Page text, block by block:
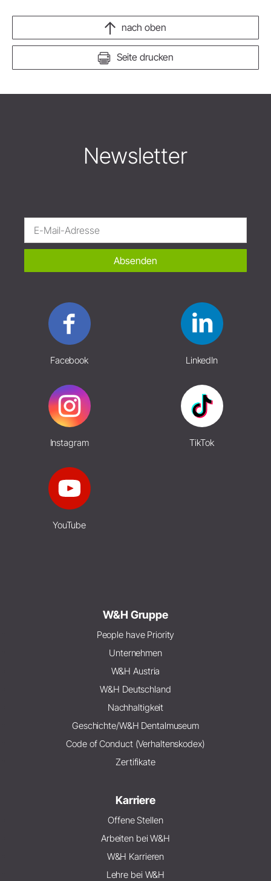
Seite drucken
nach oben
Newsletter
Absenden
Facebook LinkedIn
Instagram TikTok
YouTube
W&H Gruppe
People have Priority
Unternehmen
W&H Austria
W&H Deutschland
Nachhaltigkeit
Geschichte/W&H Dentalmuseum
Code of Conduct (Verhaltenskodex)
Zertifikate
Karriere
Offene Stellen
Arbeiten bei W&H
W&H Karrieren
Lehre bei W&H